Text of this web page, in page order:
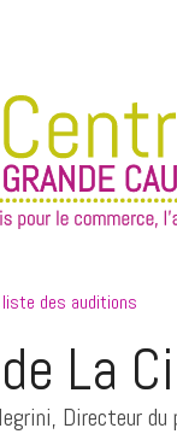
des auditions
La
Directeur